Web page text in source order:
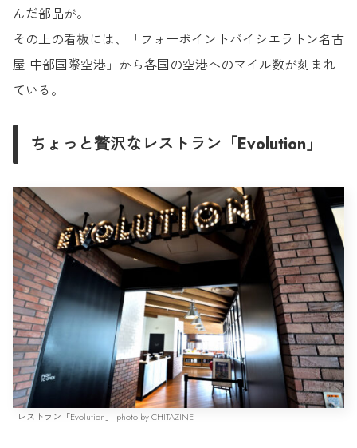
んだ部品が。
その上の看板には、「フォーポイントバイシエラトン名古
屋 中部国際空港」から各国の空港へのマイル数が刻まれ
ている。
ちょっと贅沢なレストラン「Evolution」
レストラン「Evolution」 photo by CHITAZINE